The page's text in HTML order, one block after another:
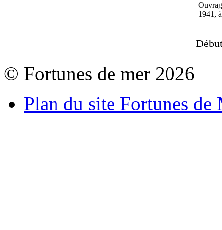
1941,
Début
© Fortunes de mer 2026
Plan du site Fortunes de